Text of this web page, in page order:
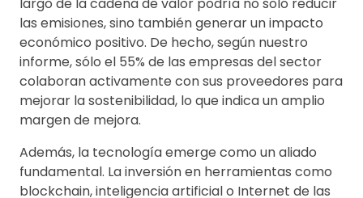
las emisiones, sino también generar un impacto
económico positivo. De hecho, según nuestro
informe, sólo el 55% de las empresas del sector
colaboran activamente con sus proveedores para
mejorar la sostenibilidad, lo que indica un amplio
margen de mejora.
Además, la tecnología emerge como un aliado
fundamental. La inversión en herramientas como
blockchain, inteligencia artificial o Internet de las